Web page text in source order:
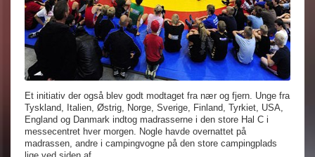
Et initiativ der også blev godt modtaget fra nær og fjern. Unge fra
Tyskland, Italien, Østrig, Norge, Sverige, Finland, Tyrkiet, USA,
England og Danmark indtog madrasserne i den store Hal C i
messecentret hver morgen. Nogle havde overnattet på
madrassen, andre i campingvogne på den store campingplads